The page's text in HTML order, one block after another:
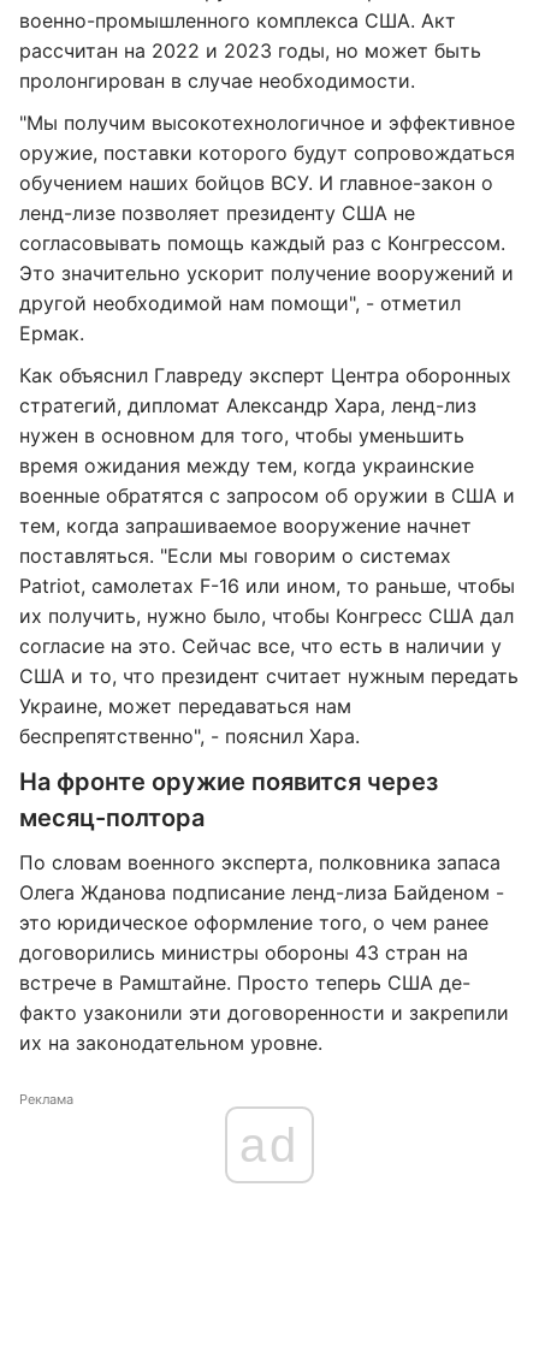
военно-промышленного комплекса США. Акт
рассчитан на 2022 и 2023 годы, но может быть
пролонгирован в случае необходимости.
"Мы получим высокотехнологичное и эффективное
оружие, поставки которого будут сопровождаться
обучением наших бойцов ВСУ. И главное-закон о
ленд-лизе позволяет президенту США не
согласовывать помощь каждый раз с Конгрессом.
Это значительно ускорит получение вооружений и
другой необходимой нам помощи", - отметил
Ермак.
Как объяснил Главреду эксперт Центра оборонных
стратегий, дипломат Александр Хара, ленд-лиз
нужен в основном для того, чтобы уменьшить
время ожидания между тем, когда украинские
военные обратятся с запросом об оружии в США и
тем, когда запрашиваемое вооружение начнет
поставляться. "Если мы говорим о системах
Patriot, самолетах F-16 или ином, то раньше, чтобы
их получить, нужно было, чтобы Конгресс США дал
согласие на это. Сейчас все, что есть в наличии у
США и то, что президент считает нужным передать
Украине, может передаваться нам
беспрепятственно", - пояснил Хара.
На фронте оружие появится через
месяц-полтора
По словам военного эксперта, полковника запаса
Олега Жданова подписание ленд-лиза Байденом -
это юридическое оформление того, о чем ранее
договорились министры обороны 43 стран на
встрече в Рамштайне. Просто теперь США де-
факто узаконили эти договоренности и закрепили
их на законодательном уровне.
Реклама
ad